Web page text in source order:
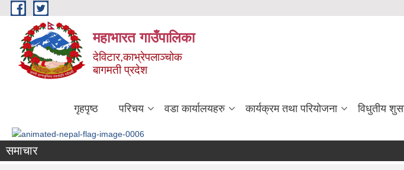
Skip to main content
महाभारत गाउँपालिका
देविटार,काभ्रेपलाञ्चोक
बागमती प्रदेश
गृहपृष्ठ परिचय वडा कार्यालयहरु कार्यक्रम तथा परियोजना विधुतीय
समाचार